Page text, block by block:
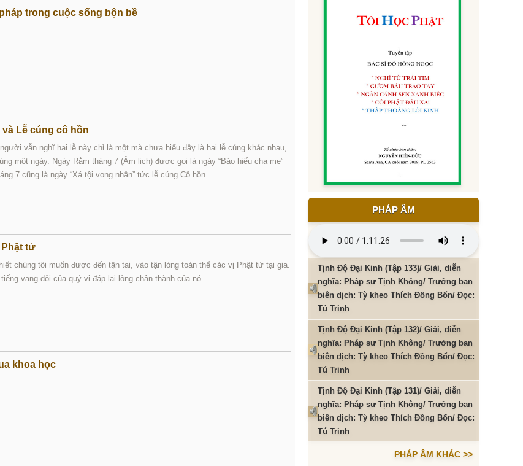
trong cuộc sống bộn bề
Lễ cúng cô hồn
vẫn nghĩ hai lễ này chỉ là một mà chưa hiểu đây là hai lễ cúng khác nhau,
một ngày. Ngày Rằm tháng 7 (Âm lịch) được gọi là ngày “Báo hiếu cha mẹ”
7 cũng là ngày “Xá tội vong nhân” tức lễ cúng Cô hồn.
Phật tử
chúng tôi muốn được đến tận tai, vào tận lòng toàn thể các vị Phật tử tại gia.
vang dội của quý vị đáp lại lòng chân thành của nó.
khoa học
PHÁP ÂM
Tịnh Độ Đại Kinh (Tập 133)/ Giải, diễn
nghĩa: Pháp sư Tịnh Không/ Trưởng ban
biên dịch: Tỳ kheo Thích Đồng Bổn/ Đọc:
Tú Trinh
Tịnh Độ Đại Kinh (Tập 132)/ Giải, diễn
nghĩa: Pháp sư Tịnh Không/ Trưởng ban
biên dịch: Tỳ kheo Thích Đồng Bổn/ Đọc:
Tú Trinh
Tịnh Độ Đại Kinh (Tập 131)/ Giải, diễn
nghĩa: Pháp sư Tịnh Không/ Trưởng ban
biên dịch: Tỳ kheo Thích Đồng Bổn/ Đọc:
Tú Trinh
PHÁP ÂM KHÁC >>